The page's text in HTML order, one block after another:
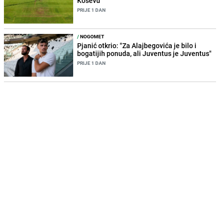
PRIJE 1 DAN
/NOGOMET
Pjanić otkrio: "Za Alajbegovića je bilo i
bogatijih ponuda, ali Juventus je Juventus"
PRIJE 1 DAN